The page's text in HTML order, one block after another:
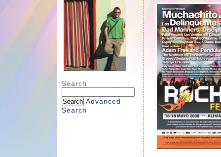
Search
Advanced
Search